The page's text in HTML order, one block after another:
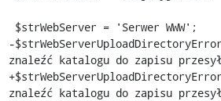
-
znaleźć katalogu do zapisu
znaleźć katalogu do zapisu